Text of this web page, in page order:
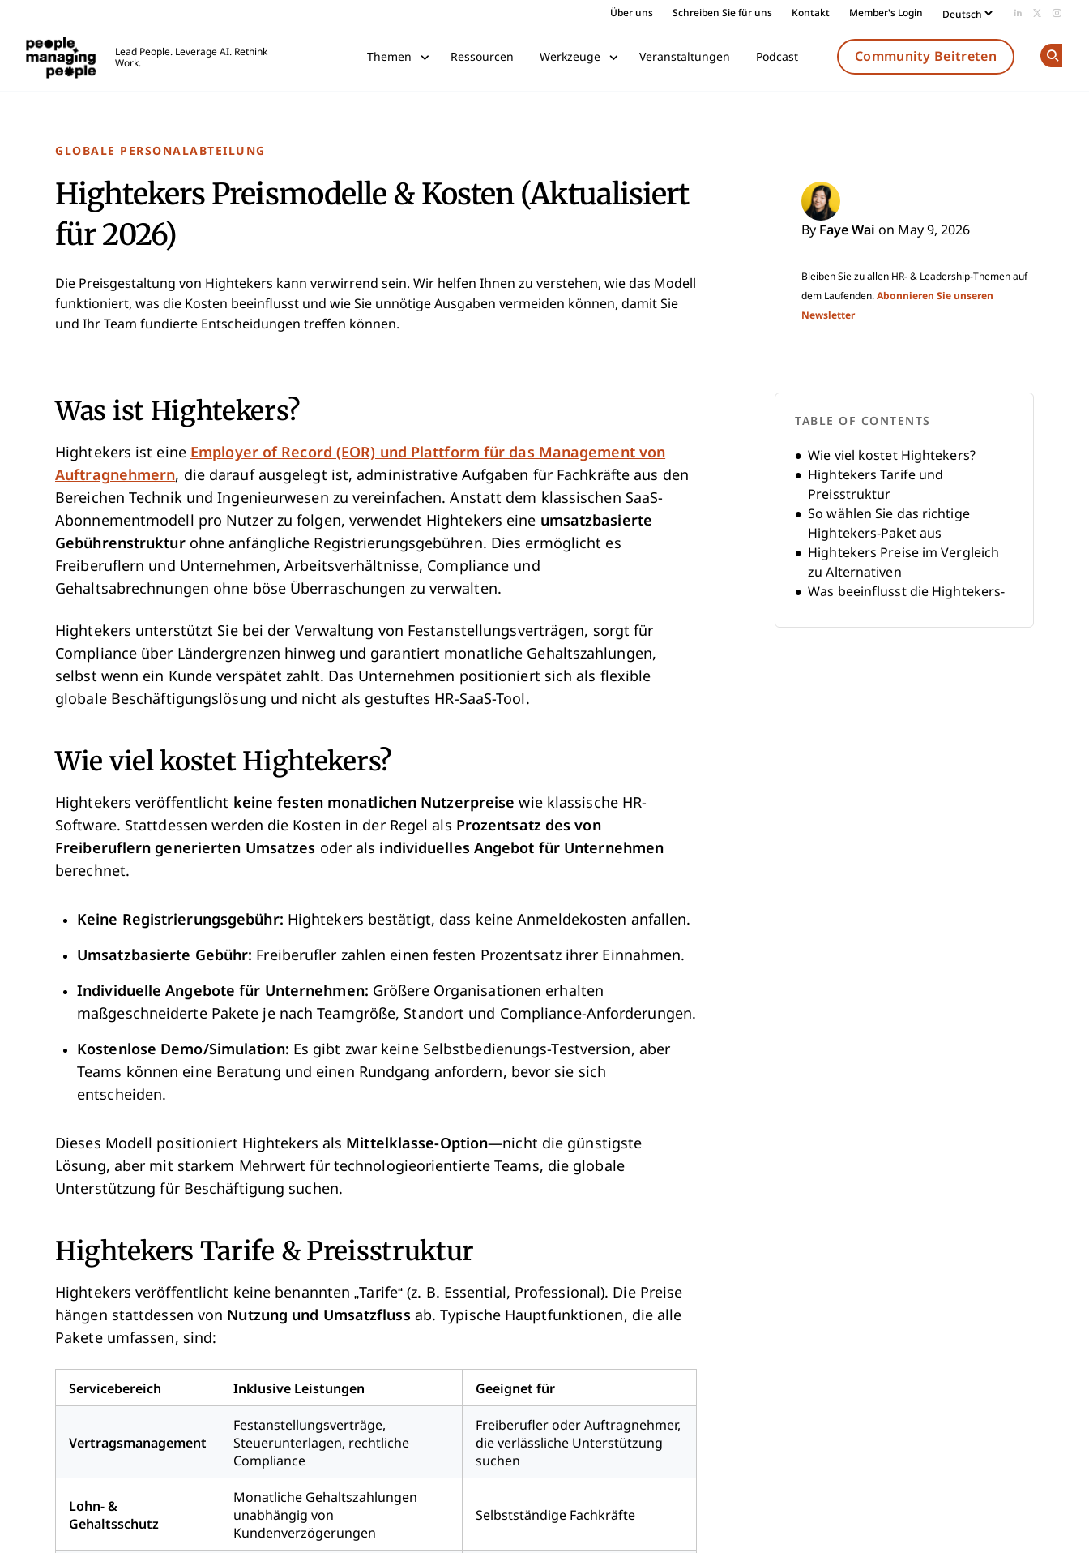
Über uns Schreiben Sie für uns Kontakt Member's Login Add us on
Follow
Lead People. Leverage AI. Rethink
Work.
Themen Ressourcen Werkzeuge Veranstaltungen Podcast Community Beitreten
GLOBALE PERSONALABTEILUNG
Hightekers Preismodelle & Kosten (Aktualisiert
für 2026)
By Faye Wai on May 9, 2026
Bleiben Sie zu allen HR- & Leadership-Themen auf
dem Laufenden. Abonnieren Sie unseren
Newsletter
Die Preisgestaltung von Hightekers kann verwirrend sein. Wir helfen Ihnen zu verstehen, wie das Modell
funktioniert, was die Kosten beeinflusst und wie Sie unnötige Ausgaben vermeiden können, damit Sie
und Ihr Team fundierte Entscheidungen treffen können.
Was ist Hightekers?
Hightekers ist eine Employer of Record (EOR) und Plattform für das Management von
Auftragnehmern, die darauf ausgelegt ist, administrative Aufgaben für Fachkräfte aus den
Bereichen Technik und Ingenieurwesen zu vereinfachen. Anstatt dem klassischen SaaS-
Abonnementmodell pro Nutzer zu folgen, verwendet Hightekers eine umsatzbasierte
Gebührenstrukturohne anfängliche Registrierungsgebühren. Dies ermöglicht es
Freiberuflern und Unternehmen, Arbeitsverhältnisse, Compliance und
Gehaltsabrechnungen ohne böse Überraschungen zu verwalten.
Hightekers unterstützt Sie bei der Verwaltung von Festanstellungsverträgen, sorgt für
Compliance über Ländergrenzen hinweg und garantiert monatliche Gehaltszahlungen,
selbst wenn ein Kunde verspätet zahlt. Das Unternehmen positioniert sich als flexible
globale Beschäftigungslösung und nicht als gestuftes HR-SaaS-Tool.
Wie viel kostet Hightekers?
Hightekers veröffentlicht keine festen monatlichen Nutzerpreise wie klassische HR-
Software. Stattdessen werden die Kosten in der Regel als Prozentsatz des von
Freiberuflern generierten Umsatzes oder als individuelles Angebot für Unternehmen
berechnet.
Keine Registrierungsgebühr: Hightekers bestätigt, dass keine Anmeldekosten anfallen.
Umsatzbasierte Gebühr: Freiberufler zahlen einen festen Prozentsatz ihrer Einnahmen.
Individuelle Angebote für Unternehmen: Größere Organisationen erhalten
maßgeschneiderte Pakete je nach Teamgröße, Standort und Compliance-Anforderungen.
Kostenlose Demo/Simulation: Es gibt zwar keine Selbstbedienungs-Testversion, aber
Teams können eine Beratung und einen Rundgang anfordern, bevor sie sich
entscheiden.
Dieses Modell positioniert Hightekers als Mittelklasse-Option—nicht die günstigste
Lösung, aber mit starkem Mehrwert für technologieorientierte Teams, die globale
Unterstützung für Beschäftigung suchen.
Hightekers Tarife & Preisstruktur
Hightekers veröffentlicht keine benannten „Tarife“ (z. B. Essential, Professional). Die Preise
hängen stattdessen von Nutzung und Umsatzfluss ab. Typische Hauptfunktionen, die alle
Pakete umfassen, sind:
Servicebereich Inklusive Leistungen Geeignet für
Vertragsmanagement
Festanstellungsverträge,
Steuerunterlagen, rechtliche
Compliance
Freiberufler oder Auftragnehmer,
die verlässliche Unterstützung
suchen
Lohn- &
Gehaltsschutz
Monatliche Gehaltszahlungen
unabhängig von
Kundenverzögerungen
Selbstständige Fachkräfte
TABLE OF CONTENTS
Wie viel kostet Hightekers?
Hightekers Tarife und
Preisstruktur
So wählen Sie das richtige
Hightekers-Paket aus
Hightekers Preise im Vergleich
zu Alternativen
Was beeinflusst die Hightekers-
Zusätzliche Kosten, auf die Sie